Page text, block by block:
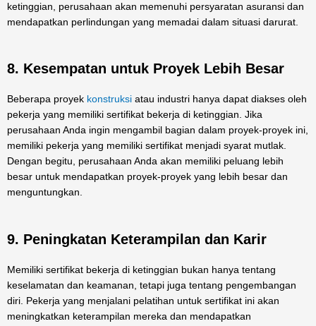
ketinggian, perusahaan akan memenuhi persyaratan asuransi dan
mendapatkan perlindungan yang memadai dalam situasi darurat.
8. Kesempatan untuk Proyek Lebih Besar
Beberapa proyek konstruksi atau industri hanya dapat diakses oleh
pekerja yang memiliki sertifikat bekerja di ketinggian. Jika
perusahaan Anda ingin mengambil bagian dalam proyek-proyek ini,
memiliki pekerja yang memiliki sertifikat menjadi syarat mutlak.
Dengan begitu, perusahaan Anda akan memiliki peluang lebih
besar untuk mendapatkan proyek-proyek yang lebih besar dan
menguntungkan.
9. Peningkatan Keterampilan dan Karir
Memiliki sertifikat bekerja di ketinggian bukan hanya tentang
keselamatan dan keamanan, tetapi juga tentang pengembangan
diri. Pekerja yang menjalani pelatihan untuk sertifikat ini akan
meningkatkan keterampilan mereka dan mendapatkan